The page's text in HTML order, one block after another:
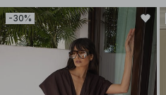
-30%